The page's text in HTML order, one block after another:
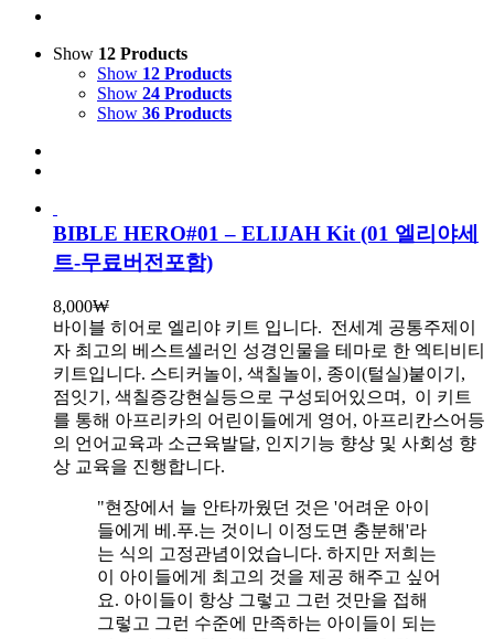
Show 12 Products
Show 12 Products
Show 24 Products
Show 36 Products
BIBLE HERO#01 – ELIJAH Kit (01 엘리야세
트-무료버전포함)
8,000₩
바이블 히어로 엘리야 키트 입니다. 전세계 공통주제이
자 최고의 베스트셀러인 성경인물을 테마로 한 엑티비티
키트입니다. 스티커놀이, 색칠놀이, 종이(털실)붙이기,
점잇기, 색칠증강현실등으로 구성되어있으며, 이 키트
를 통해 아프리카의 어린이들에게 영어, 아프리칸스어등
의 언어교육과 소근육발달, 인지기능 향상 및 사회성 향
상 교육을 진행합니다.
"현장에서 늘 안타까웠던 것은 '어려운 아이
들에게 베.푸.는 것이니 이정도면 충분해'라
는 식의 고정관념이었습니다. 하지만 저희는
이 아이들에게 최고의 것을 제공 해주고 싶어
요. 아이들이 항상 그렇고 그런 것만을 접해
그렇고 그런 수준에 만족하는 아이들이 되는